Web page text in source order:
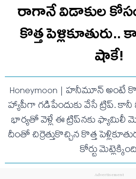
రాగానే విడాకుల కోసం
కొత్త పెళ్లికూతురు..
షాకే!
Honeymoon | హనీమూన్ అంటే
హ్యాపీగా గడిపేందుకు వేసే ట్రిప్. కానీ
భార్యతో వెళ్లే ఈ ట్రిప్‌నకు ఫ్యామిలీ
దీంతో చిర్రెత్తుకొచ్చిన కొత్త
కోర్టు